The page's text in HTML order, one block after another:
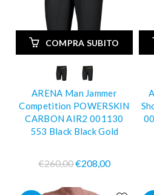
COMPRA SUBITO
ARENA Man Jammer
Competition POWERSKIN
CARBON AIR2 001130
553 Black Black Gold
€260,00€208,00